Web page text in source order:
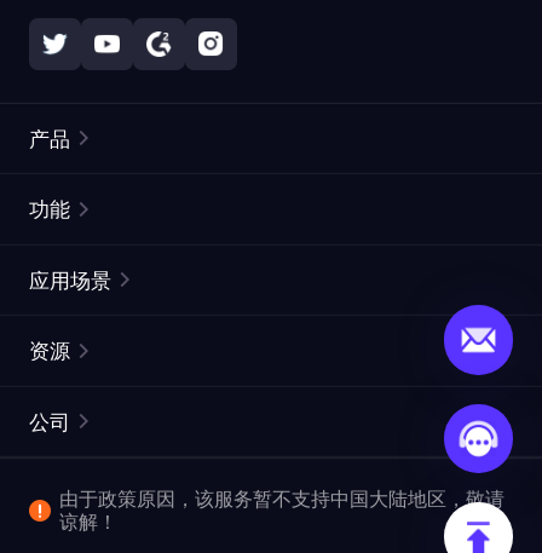
产品
静态住宅代理
网页抓取 API
视频下载 API
功能
ISP代理
ProxySite
应用场景
市场研究
爬行和索引
资源
常见问题解答
位置
公司
企业服务
由于政策原因，该服务暂不支持中国大陆地区，敬请
谅解！